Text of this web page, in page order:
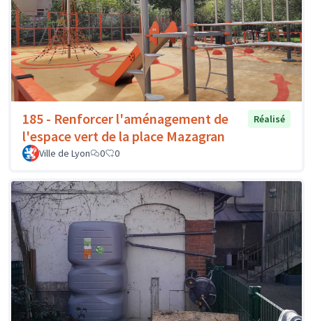
185 - Renforcer l'aménagement de
l'espace vert de la place Mazagran
Réalisé
Ville de Lyon 0 0